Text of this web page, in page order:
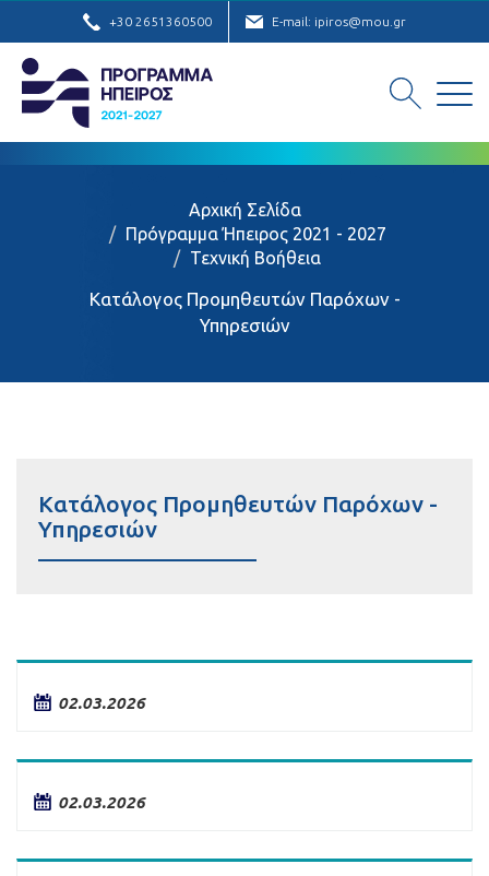
+30 2651360500 E-mail: ipiros@mou.gr
Αρχική Σελίδα
Πρόγραμμα Ήπειρος 2021 - 2027
Τεχνική Βοήθεια
Κατάλογος Προμηθευτών Παρόχων -
Υπηρεσιών
Κατάλογος Προμηθευτών Παρόχων -
Υπηρεσιών
02.03.2026
02.03.2026